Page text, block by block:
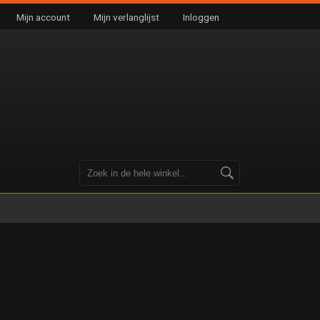
Mijn account Mijn verlanglijst Inloggen